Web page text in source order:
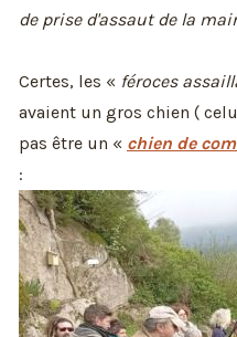
de prise d'assaut de la
Certes, les « féroces
avaient un gros chien (
pas être un « chien de
: